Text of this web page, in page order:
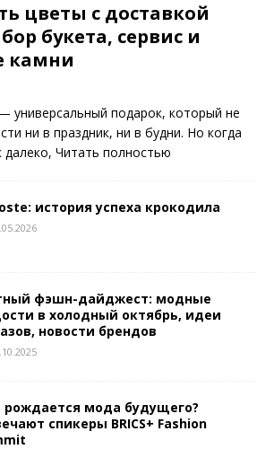
цветы с доставкой
букета, сервис и
камни
универсальный подарок, который не
ни в праздник, ни в будни. Но когда
Читать полностью
история успеха крокодила
фэшн-дайджест: модные
в холодный октябрь, идеи
новости брендов
рождается мода будущего?
спикеры BRICS+ Fashion